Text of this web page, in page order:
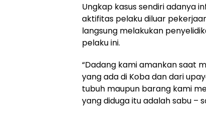
Ungkap kasus sendiri adanya
aktifitas pelaku diluar
langsung melakukan
pelaku ini.
“Dadang kami amankan saat
yang ada di Koba dan dari
tubuh maupun barang kami
yang diduga itu adalah sabu –